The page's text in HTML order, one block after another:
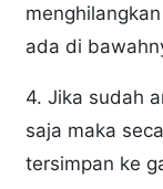
ada di
4. Jika sudah
saja maka
tersimpan ke